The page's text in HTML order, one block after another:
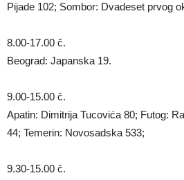
Pijade 102; Sombor: Dvadeset prvog
8.00-17.00 č.
Beograd: Japanska 19.
9.00-15.00 č.
Apatin: Dimitrija Tucovića 80; Futog:
44; Temerin: Novosadska 533;
9.30-15.00 č.